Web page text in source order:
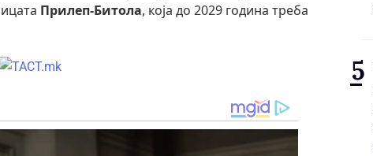
Прилеп-Битола, која до 2029 година треба